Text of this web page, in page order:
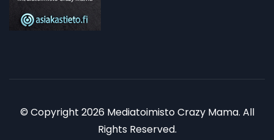
© Copyright 2026 Mediatoimisto Crazy Mama. All
Rights Reserved.